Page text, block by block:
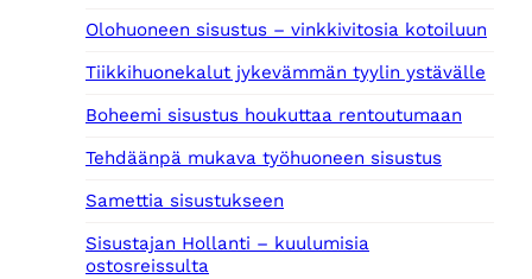
Olohuoneen sisustus – vinkkivitosia kotoiluun
Tiikkihuonekalut jykevämmän tyylin ystävälle
Boheemi sisustus houkuttaa rentoutumaan
Tehdäänpä mukava työhuoneen sisustus
Samettia sisustukseen
Sisustajan Hollanti – kuulumisia
ostosreissulta